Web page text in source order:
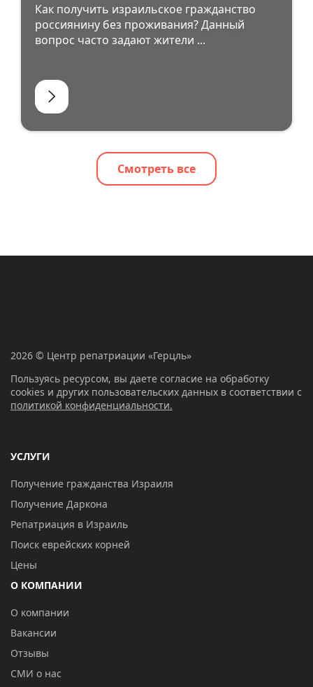
Как получить израильское гражданство
россиянину без проживания? Данный
вопрос часто задают жители ...
Смотреть все
2026 © Центр репатриации «Герцль»
Пользуясь ресурсом, вы даете согласие на обработку
cookies и других пользовательских данных в соответствии с
политикой конфиденциальности.
УСЛУГИ
Получение гражданства Израиля
Получение Даркона
Репатриация в Израиль
Поиск еврейских корней
Цены
О КОМПАНИИ
О компании
Вакансии
Отзывы
СМИ о нас